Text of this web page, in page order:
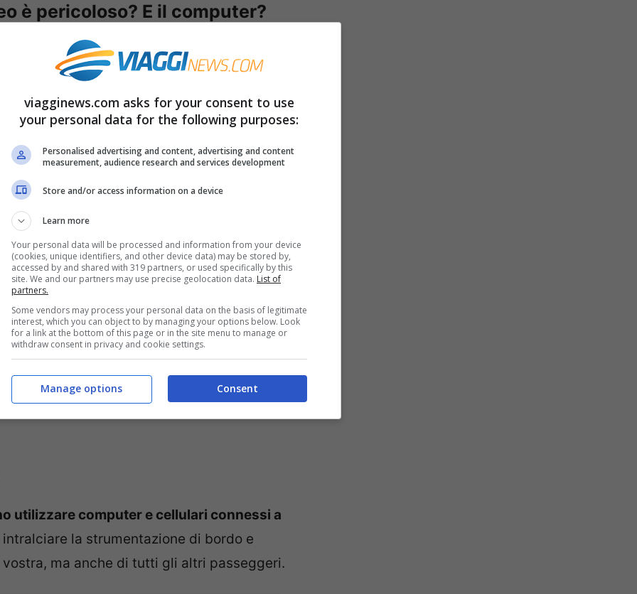
è pericoloso? E il computer?
modalità aereo, i dispositivi elettronici
dei problemi. Il motivo è semplice: si
le strumentazioninella cabina di
cosa che vorremmo non è vero?
vi permette di portare il pc in cabina,
se avete scaricato offline un film da
dovete ricordarvi che
aereo, oppure disconnettersi da ogni
discorso, ancora una volta, è identico per
un wi-fi interno, allora ecco che
Questo in quanto i dati e la connessione
viaggia su canali diversi e
bordo. Di conseguenza non ci possono
utilizzare computer e cellulari connessi a
la strumentazione di bordo e
ma anche di tutti gli altri passeggeri.
viagginews.com asks for your consent to use
your personal data for the following purposes:
Personalised advertising and content, advertising and content
measurement, audience research and services development
Store and/or access information on a device
Learn more
Your personal data will be processed and information from your device
(cookies, unique identifiers, and other device data) may be stored by,
accessed by and shared with 319 partners, or used specifically by this
site. We and our partners may use precise geolocation data. List of
partners.
Some vendors may process your personal data on the basis of legitimate
interest, which you can object to by managing your options below. Look
for a link at the bottom of this page or in the site menu to manage or
withdraw consent in privacy and cookie settings.
Consent
Manage options